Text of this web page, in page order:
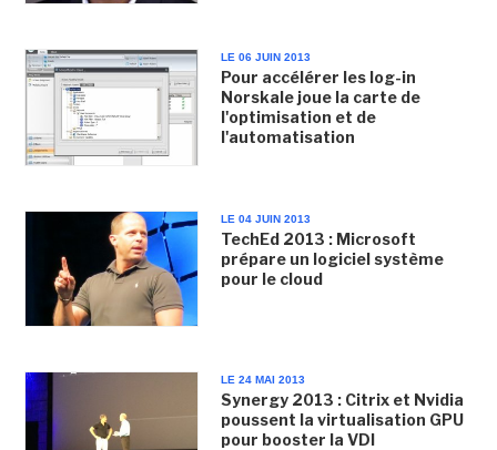
LE 06 JUIN 2013
Pour accélérer les log-in
Norskale joue la carte de
l'optimisation et de
l'automatisation
LE 04 JUIN 2013
TechEd 2013 : Microsoft
prépare un logiciel système
pour le cloud
LE 24 MAI 2013
Synergy 2013 : Citrix et Nvidia
poussent la virtualisation GPU
pour booster la VDI